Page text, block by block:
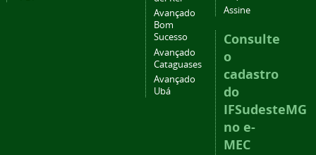
Avançado
Bom
Sucesso
Avançado
Cataguases
Avançado
Ubá
Assine
Consulte
o
cadastro
do
IFSudesteMG
no e-
MEC